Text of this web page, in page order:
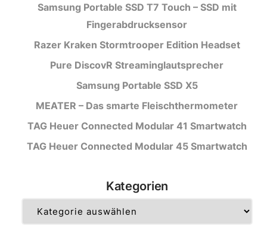
Samsung Portable SSD T7 Touch – SSD mit
Fingerabdrucksensor
Razer Kraken Stormtrooper Edition Headset
Pure DiscovR Streaminglautsprecher
Samsung Portable SSD X5
MEATER – Das smarte Fleischthermometer
TAG Heuer Connected Modular 41 Smartwatch
TAG Heuer Connected Modular 45 Smartwatch
Kategorien